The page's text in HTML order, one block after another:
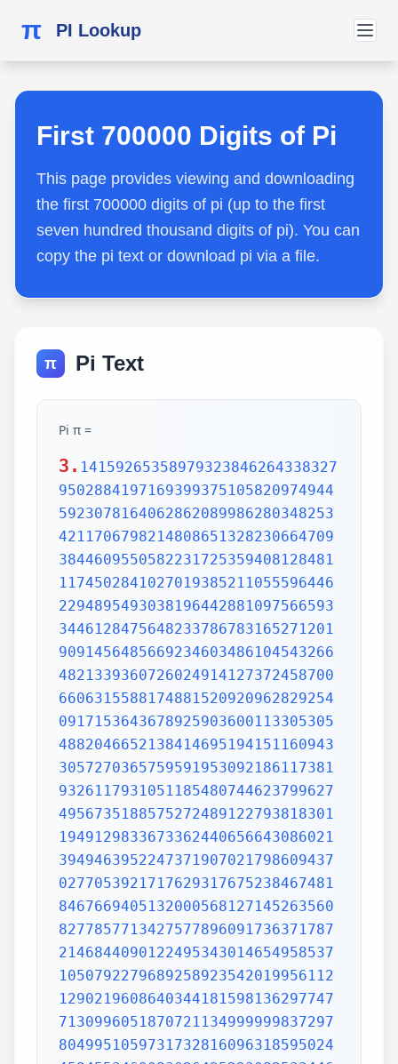
π PI Lookup
First 700000 Digits of Pi
This page provides viewing and downloading
the first 700000 digits of pi (up to the first
seven hundred thousand digits of pi). You can
copy the pi text or download pi via a file.
π Pi Text
Pi π =
3. 1415926535897932384626433832795028841971693993751058209749445923078164062862089986280348253421170679821480865132823066470938446095505822317253594081284811174502841027019385211055596446229489549303819644288109756659334461284756482337867831652712019091456485669234603486104543266482133936072602491412737245870066063155881748815209209628292540917153643678925903600113305305488204665213841469519415116094330572703657595919530921861173819326117931051185480744623799627495673518857527248912279381830119491298336733624406566430860213949463952247371907021798609437027705392171762931767523846748184676694051320005681271452635608277857713427577896091736371787214684409012249534301465495853710507922796892589235420199561121290219608640344181598136297747713099605187072113499999983729780499510597317328160963185950244594553469083026425223082533446850352619311881710100031378387528865875332083814206171776691473035982534904287554687311595628638823537875937519577818577805321712268066130019278766111959092164201989380952572010654858632788659361533818279682303019520353018529689957736225994138912497217752834791315155748572424541506959508295331168617278558890750983817546374649393192550604009277016711390098488240128583616035637076601047101819429555961989467678374494482553797747268471040475346462080466842590694912933136770289891521047521620569660240580381501935112533824300355876402474964732639141992726042699227967823547816360093417216412199245863150302861829745557067498385054945885869269956909272107975093029553211653449872027559602364806654991198818347977535663698074265425278625518184175746728909777727938000816470600161452491921732172147723501414419735685481613611573525521334757418494684385233239073941433345477624168625189835694855620992192221842725502542568876717904946016534668049886272327917860857843838279679766814541009538837863609506800642251252051173929848960841284886269456042419652850222106611863067442786220391949450471237137869609563643719172874677646575739624138908658326459958133904780275900994657640789512694683983525957098258226205224894077267194782684826014769909026401363944374553050682034962524517493996514314298091906592509372216964615157098583874105978859597729754989301617539284681382686838689427741559918559252459539594310499725246808459872736446958486538367362226260991246080512438843904512441365497627807977156914359977001296160894416948685558484063534220722258284886481584560285060168427394522674676788952521385225499546667278239864565961163548862305774564980355936345681743241125150760694794510965960940252288797108931456691368672287489405601015033086179286809208747609178249385890097149096759852613655497818931297848216829989487226588048575640142704775551323796414515237462343645428584447952658678210511413547357395231134271661021359695362314429524849371871101457654035902799344037420073105785390621983874478084784896833214457138687519435064302184531910484810053706146806749192781911979399520614196634287544406437451237181921799983910159195618146751426912397489409071864942319615679452080951465502252316038819301420937621378559566389377870830390697920773467221825625996615014215030680384477345492026054146659252014974428507325186660021324340881907104863317346496514539057962685610055081066587969981635747363840525714591028970641401109712062804390397595156771577004203378699360072305587631763594218731251471205329281918261861258673215791984148488291644706095752706957220917567116722910981690915280173506712748583222871835209353965725121083579151369882091444210067510334671103141267111369908658516398315019701651511685171437657618351556508849099898599823873455283316355076479185358932261854896321329330898570642046752590709154814165498594616371802709819943099244889575712828905923233260972997120844335732654893823911932597463667305836041428138830320382490375898524374417029132765618093773444030707469211201913020330380197621101100449293215160842444859637669838952286847831235526582131449576857262433441893039686426243410773226978028073189154411010446823252716201052652272111660396665573092547110557853763466820653109896526918620564769312570586356620185581007293606598764861179104533488503461136576867532494416680396265797877185560845529654126654085306143444318586769751456614068007002378776591344017127494704205622305389945613140711270004078547332699390814546646458807972708266830634328587856983052358089330657574067954571637752542021149557615814002501262285941302164715509792592309907965473761255176567513575178296664547791745011299614890304639947132962107340437518957359614589019389713111790429782856475032031986915140287080859904801094121472213179476477726224142548545403321571853061422881375850430633217518297986622371721591607716692547487389866549494501146540628433663937900397692656721463853067360965712091807638327166416274888800786925602902284721040317211860820419000422966171196377921337575114959501566049631862947265473642523081770367515906735023507283540567040386743513622224771589150495309844489333096340878076932599397805419341447377441842631298608099888687413260472156951623965864573021631598193195167353812974167729478672422924654366800980676928238280689964004824354037014163149658979409243237896907069779422362508221688957383798623001593776471651228935786015881617557829735233446042815126272037343146531977774160319906655418763979293344195215413418994854447345673831624993419131814809277771038638773431772075456545322077709212019051660962804909263601975988281613323166636528619326686336062735676303544776280350450777235547105859548702790814356240145171806246436267945612753181340783303362542327839449753824372058353114771199260638133467768796959703098339130771098704085913374641442822772634659470474587847787201927715280731767907707157213444730605700733492436931138350493163128404251219256517980694113528013147013047816437885185290928545201165839341965621349143415956258658655705526904965209858033850722426482939728584783163057777560688876446248246857926039535277348030480290058760758251047470916439613626760449256274204208320856611906254543372131535958450687724602901618766795240616342522577195429162991930645537799140373404328752628889639958794757291746426357455254079091451357111369410911939325191076020825202618798531887705842972591677813149699009019211697173727847684726860849003377024242916513005005168323364350389517029893922334517220138128069650117844087451960121228599371623130171144484640903890644954440061986907548516026327505298349187407866808818338510228334508504860825039302133219715518430635455007668282949304137765527939751754613953984683393638304746119966538581538420568533862186725233402830871123282789212507712629463229563989898935821167456270102183564622013496715188190973038119800497340723961036854066431939509790190699639552453005450580685501956730229219139339185680344903982059551002263535361920419947455385938102343955449597783779023742161727111723643435439478221818528624085140066604433258885698670543154706965747458550332323342107301545940516553790686627333799585115625784322988273723198987571415957811196358330059408730681216028764962867446047746491599505497374256269010490377819868359381465741268049256487985561453723478673303904688383436346553794986419270563872931748723320837601123029911367938627089438799362016295154133714248928307220126901475466847653576164773794675200490757155527819653621323926406160136358155907422020203187277605277219005561484255518792530343513984425322341576233610642506390497500865627109535919465897514131034822769306247435363256916078154781811528436679570611086153315044521274739245449454236828860613408414863776700961207151249140430272538607648236341433462351897576645216413767969031495019108575984423919862916421939949072362346468441173940326591840443780513338945257423995082965912285085558215725031071257012668302402929525220118726767562204154205161841634847565169998116141010029960783869092916030288400269104140792886215078424516709087000699282120660418371806535567252532567532861291042487761825829765157959847035622262934860034158722980534989650226291748788202734209222245339856264766914905562842503912757710284027998066365825488926488025456610172967026640765590429099456815065265305371829412703369313785178609040708667114965583434347693385781711386455873678123014587687126603489139095620099393610310291616152881384379099042317473363948045759314931405297634757481193567091101377517210080315590248530906692037671922033229094334676851422144773793937517034436619910403375111735471918550464490263655128162288244625759163330391072253837421821408835086573917715096828874782656995995744906617583441375223970968340800535598491754173818839994469748676265516582765848358845314277568790029095170283529716344562129640435231176006651012412006597558512761785838292041974844236080071930457618932349229279650198751872127267507981255470958904556357921221033346697499235630254947802490114195212382815309114079073860251522742995818072471625916685451333123948049470791191532673430282441860414263639548000448002670496248201792896476697583183271314251702969234889627668440323260927524960357996469256504936818360900323809293459588970695365349406034021665443755890045632882250545255640564482465151875471196218443965825337543885690941130315095261793780029741207665147939425902989695946995565761218656196733786236256125216320862869222103274889218654364802296780705765615144632046927906821207388377814233562823608963208068222468012248261177185896381409183903673672220888321513755600372798394004152970028783076670944474560134556417254370906979396122571429894671543578468788614445812314593571984922528471605049221242470141214780573455105008019086996033027634787081081754501193071412233908663938339529425786905076431006383519834389341596131854347546495569781038293097164651438407007073604112373599843452251610507027056235266012764848308407611830130527932054274628654036036745328651057065874882256981579367897669742205750596834408697350201410206723585020072452256326513410559240190274216248439140359989535394590944070469120914093870012645600162374288021092764579310657922955249887275846101264836999892256959688159205600101655256375678